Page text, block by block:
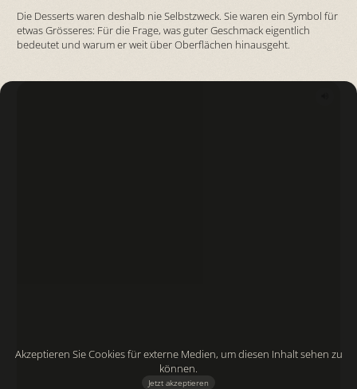
Die Desserts waren deshalb nie Selbstzweck. Sie waren ein Symbol für
etwas Grösseres: Für die Frage, was guter Geschmack eigentlich
bedeutet und warum er weit über Oberflächen hinausgeht.
Akzeptieren Sie Cookies für externe Medien, um diesen Inhalt sehen zu
können.
Jetzt akzeptieren